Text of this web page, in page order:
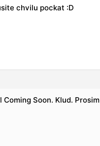
chvilu pockat :D
Soon. Klud. Prosim